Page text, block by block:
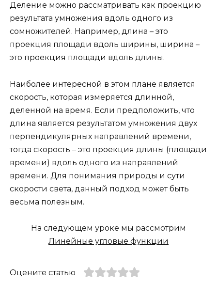
Деление можно рассматривать как проекцию
результата умножения вдоль одного из
сомножителей. Например, длина – это
проекция площади вдоль ширины, ширина –
это проекция площади вдоль длины.
Наиболее интересной в этом плане является
скорость, которая измеряется длинной,
деленной на время. Если предположить, что
длина является результатом умножения двух
перпендикулярных направлений времени,
тогда скорость – это проекция длины (площади
времени) вдоль одного из направлений
времени. Для понимания природы и сути
скорости света, данный подход может быть
весьма полезным.
На следующем уроке мы рассмотрим
Линейные угловые функции
Оцените статью